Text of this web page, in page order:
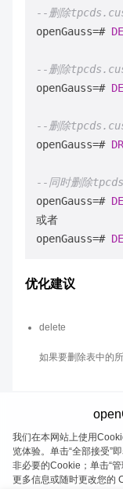
--删除
openGauss=#
--删除
openGauss=#
--删除
openGauss=#
--同时删除
openGauss=#
或者
openGauss=#
优化建议
delete
如果要删除表中的
openGauss 2026-08-
我们在本网站上使用
览体验。单击“全部接受”
非必要的Cookie；单击“
更多信息或随时更改您的